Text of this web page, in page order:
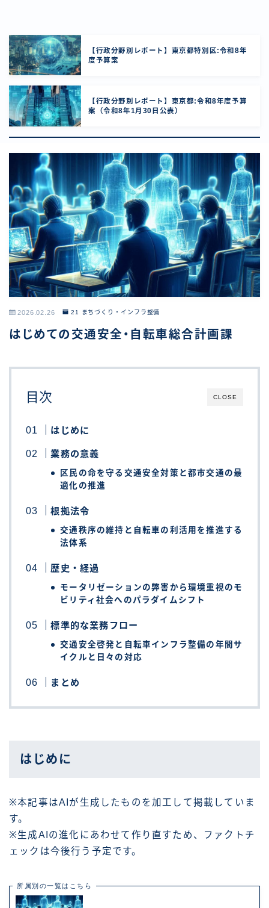
【行政分野別レポート】東京都特別区:令和8年
度予算案
【行政分野別レポート】東京都:令和8年度予算
案（令和8年1月30日公表）
2026.02.26 21 まちづくり・インフラ整備
はじめての交通安全・自転車総合計画課
CLOSE
目次
はじめに
業務の意義
区民の命を守る交通安全対策と都市交通の最
適化の推進
根拠法令
交通秩序の維持と自転車の利活用を推進する
法体系
歴史・経過
モータリゼーションの弊害から環境重視のモ
ビリティ社会へのパラダイムシフト
標準的な業務フロー
交通安全啓発と自転車インフラ整備の年間サ
イクルと日々の対応
まとめ
はじめに
※本記事はAIが生成したものを加工して掲載していま
す。
※生成AIの進化にあわせて作り直すため、ファクトチ
ェックは今後行う予定です。
所属別の一覧はこちら